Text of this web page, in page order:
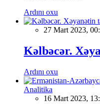
Ardını oxu
27 Mart 2023,
Kəlbəcər.
Ardını oxu
Analitika
16 Mart 2023,